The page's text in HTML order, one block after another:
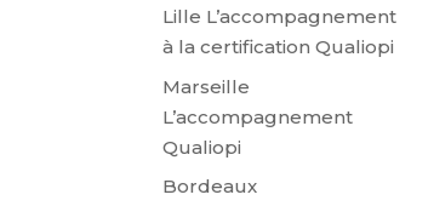
Lille L’accompagnement
à la certification Qualiopi
Marseille
L’accompagnement
Qualiopi
Bordeaux